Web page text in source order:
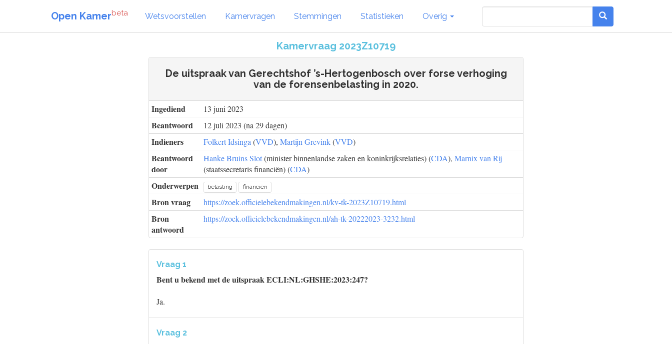
Open Kamerbeta Wetsvoorstellen Kamervragen Stemmingen Statistieken Overig
Kamervraag 2023Z10719
De uitspraak van Gerechtshof ’s-Hertogenbosch over forse verhoging
van de forensenbelasting in 2020.
Ingediend 13 juni 2023
Beantwoord 12 juli 2023 (na 29 dagen)
Indieners Folkert Idsinga (VVD), Martijn Grevink(VVD)
Beantwoord
door
Hanke Bruins Slot(minister binnenlandse zaken en koninkrijksrelaties) (CDA), Marnix van Rij
(staatssecretaris financiën) (CDA)
Onderwerpen belasting financiën
Bron vraag https://zoek.officielebekendmakingen.nl/kv-tk-2023Z10719.html
Bron
antwoord
https://zoek.officielebekendmakingen.nl/ah-tk-20222023-3232.html
Vraag 1
Bent u bekend met de uitspraak ECLI:NL:GHSHE:2023:247?
Ja.
Vraag 2